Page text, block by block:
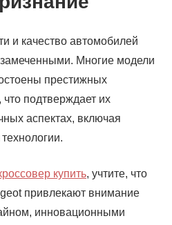
и качество автомобилей
Многие модели
престижных
подтверждает их
аспектах, включая
купить, учтите, что
привлекают внимание
инновационными